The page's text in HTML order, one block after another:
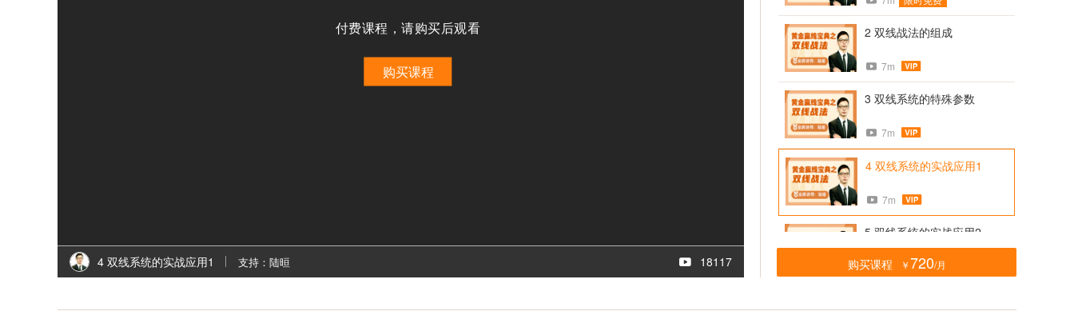
付费课程，请购买后观看
购买课程
4 双线系统的实战应用1 支持：陆晅 18117
2 双线战法的组成
7m
3 双线系统的特殊参数
7m
4 双线系统的实战应用1
7m
5 双线系统的实战应用2
7m
购买课程 ￥720/月